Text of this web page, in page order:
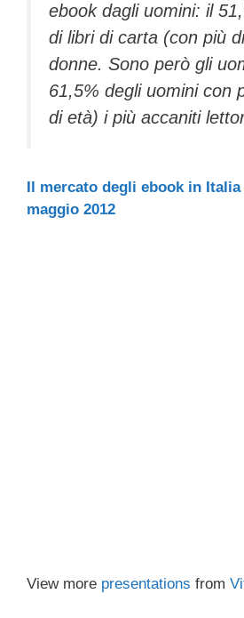
ebook dagli uomini: il
di libri di carta (con più
donne. Sono però gli
61,5% degli uomini con
di età) i più accaniti
Il mercato degli ebook in
maggio 2012
View more presentations from